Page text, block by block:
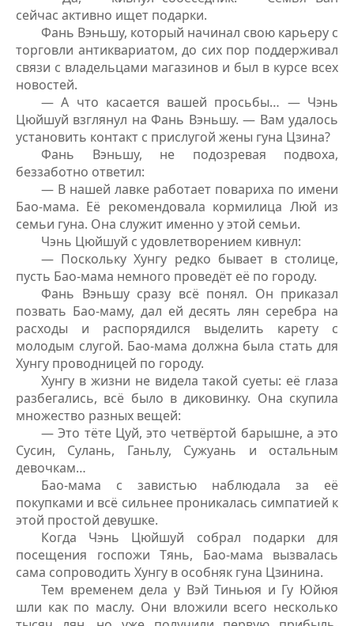
сейчас активно ищет подарки.
Фань Вэньшу, который начинал свою карьеру с
торговли антиквариатом, до сих пор поддерживал
связи с владельцами магазинов и был в курсе всех
новостей.
— А что касается вашей просьбы… — Чэнь
Цюйшуй взглянул на Фань Вэньшу. — Вам удалось
установить контакт с прислугой жены гуна Цзина?
Фань Вэньшу, не подозревая подвоха,
беззаботно ответил:
— В нашей лавке работает повариха по имени
Бао-мама. Её рекомендовала кормилица Люй из
семьи гуна. Она служит именно у этой семьи.
Чэнь Цюйшуй с удовлетворением кивнул:
— Поскольку Хунгу редко бывает в столице,
пусть Бао-мама немного проведёт её по городу.
Фань Вэньшу сразу всё понял. Он приказал
позвать Бао-маму, дал ей десять лян серебра на
расходы и распорядился выделить карету с
молодым слугой. Бао-мама должна была стать для
Хунгу проводницей по городу.
Хунгу в жизни не видела такой суеты: её глаза
разбегались, всё было в диковинку. Она скупила
множество разных вещей:
— Это тёте Цуй, это четвёртой барышне, а это
Сусин, Сулань, Ганьлу, Сужуань и остальным
девочкам…
Бао-мама с завистью наблюдала за её
покупками и всё сильнее проникалась симпатией к
этой простой девушке.
Когда Чэнь Цюйшуй собрал подарки для
посещения госпожи Тянь, Бао-мама вызвалась
сама сопроводить Хунгу в особняк гуна Цзинина.
Тем временем дела у Вэй Тиньюя и Гу Юйюя
шли как по маслу. Они вложили всего несколько